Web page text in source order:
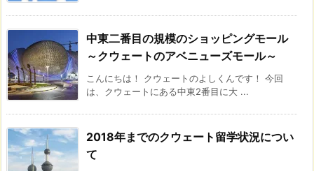
中東二番目の規模のショッピングモール
～クウェートのアベニューズモール～
こんにちは！ クウェートのよしくんです！ 今回
は、クウェートにある中東2番目に大 ...
2018年までのクウェート留学状況につい
て